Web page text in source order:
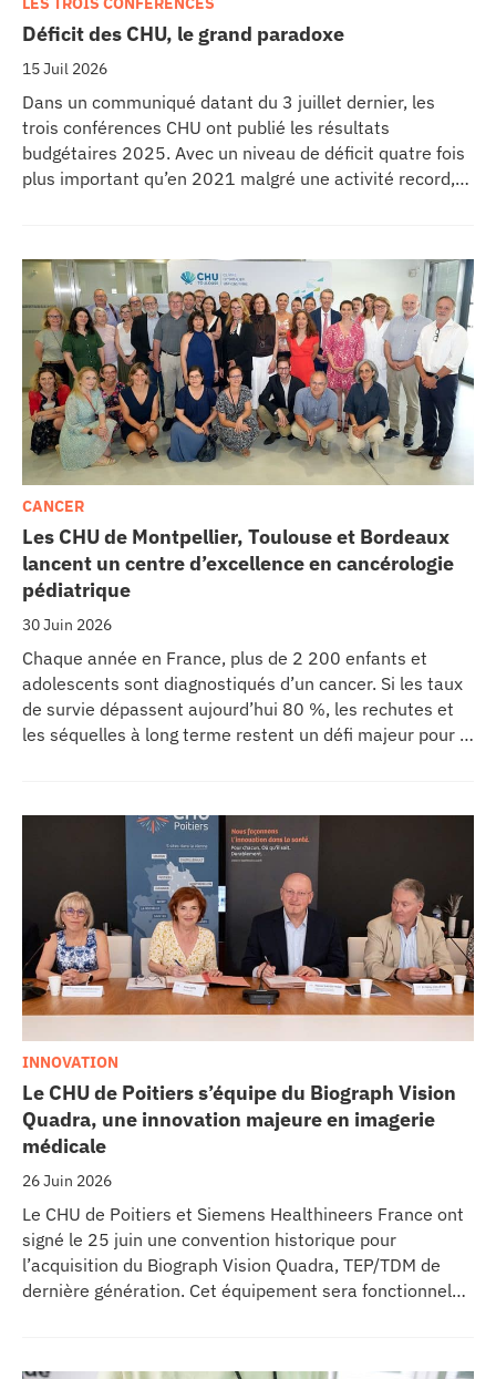
Déficit des CHU, le grand paradoxe
15 Juil 2026
Dans un communiqué datant du 3 juillet dernier, les
trois conférences CHU ont publié les résultats
budgétaires 2025. Avec un niveau de déficit quatre fois
plus important qu’en 2021 malgré une activité record,
Les CHU de Montpellier, Toulouse et Bordeaux
lancent un centre d’excellence en cancérologie
pédiatrique
30 Juin 2026
CANCER
Chaque année en France, plus de 2 200 enfants et
adolescents sont diagnostiqués d’un cancer. Si les taux
de survie dépassent aujourd’hui 80 %, les rechutes et
les séquelles à long terme restent un défi majeur pour la
l’Oncopole Claudius Regaud et de leurs partenaires,
lancent CIRCLE, un centre de recherche d’excellence
dédié aux cancers pédiatriques.
Le CHU de Poitiers s’équipe du Biograph Vision
Quadra, une innovation majeure en imagerie
médicale
26 Juin 2026
INNOVATION
Le CHU de Poitiers et Siemens Healthineers France ont
signé le 25 juin une convention historique pour
l’acquisition du Biograph Vision Quadra, TEP/TDM de
dernière génération. Cet équipement sera fonctionnel
l’excellence clinique et scientifique de l’établissement.